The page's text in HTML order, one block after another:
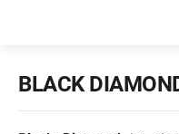
BLACK